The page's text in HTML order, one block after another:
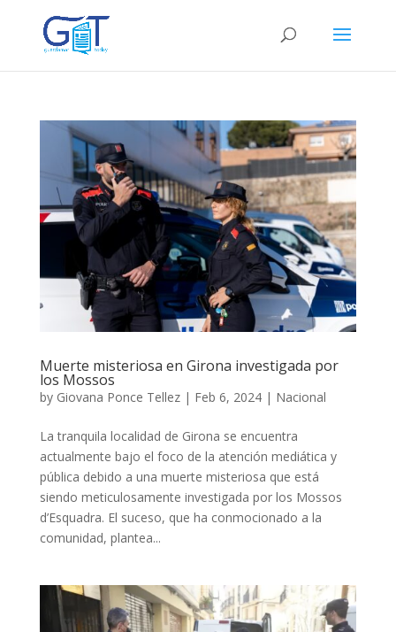
Muerte misteriosa en Girona investigada por
los Mossos
by Giovana Ponce Tellez| Feb 6, 2024| Nacional
La tranquila localidad de Girona se encuentra
actualmente bajo el foco de la atención mediática y
pública debido a una muerte misteriosa que está
siendo meticulosamente investigada por los Mossos
d’Esquadra. El suceso, que ha conmocionado a la
comunidad, plantea...